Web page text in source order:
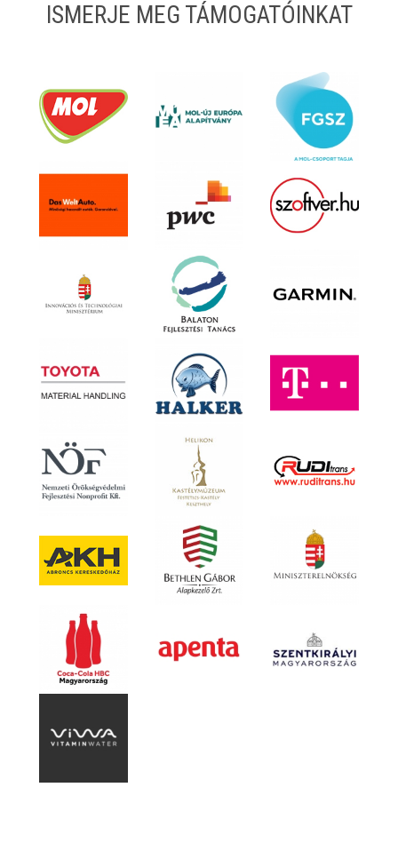
ISMERJE MEG TÁMOGATÓINKAT